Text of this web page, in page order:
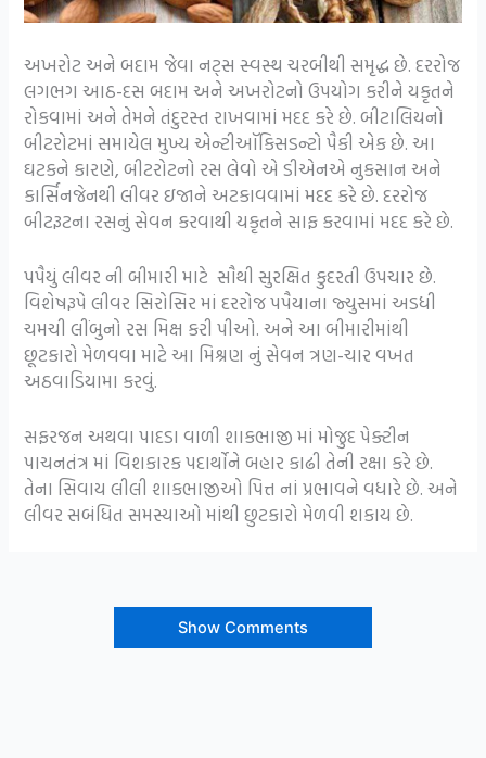
અખરોટ અને બદામ જેવા નટ્સ સ્વસ્થ ચરબીથી સમૃદ્ધ છે. દરરોજ
લગભગ આઠ-દસ બદામ અને અખરોટનો ઉપયોગ કરીને યકૃતને
રોકવામાં અને તેમને તંદુરસ્ત રાખવામાં મદદ કરે છે. બીટાલિયનો
બીટરોટમાં સમાયેલ મુખ્ય એન્ટીઑકિસડન્ટો પૈકી એક છે. આ
ઘટકને કારણે, બીટરોટનો રસ લેવો એ ડીએનએ નુકસાન અને
કાર્સિનજેનથી લીવર ઇજાને અટકાવવામાં મદદ કરે છે. દરરોજ
બીટરૂટના રસનું સેવન કરવાથી યકૃતને સાફ કરવામાં મદદ કરે છે.
પપૈયું લીવર ની બીમારી માટે સૌથી સુરક્ષિત કુદરતી ઉપચાર છે.
વિશેષરૂપે લીવર સિરોસિર માં દરરોજ પપૈયાના જ્યુસમાં અડધી
ચમચી લીંબુનો રસ મિક્ષ કરી પીઓ. અને આ બીમારીમાંથી
છૂટકારો મેળવવા માટે આ મિશ્રણ નું સેવન ત્રણ-ચાર વખત
અઠવાડિયામા કરવું.
સફરજન અથવા પાદડા વાળી શાકભાજી માં મોજુદ પેક્ટીન
પાચનતંત્ર માં વિશકારક પદાર્થોને બહાર કાઢી તેની રક્ષા કરે છે.
તેના સિવાય લીલી શાકભાજીઓ પિત્ત નાં પ્રભાવને વધારે છે. અને
લીવર સબંધિત સમસ્યાઓ માંથી છુટકારો મેળવી શકાય છે.
Show Comments